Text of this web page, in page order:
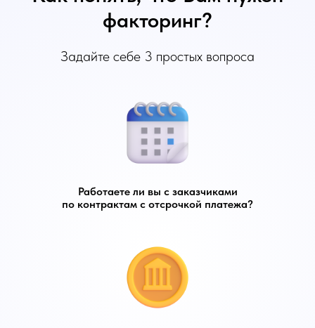
факторинг?
Задайте себе 3 простых вопроса
Работаете ли вы с заказчиками
по контрактам с отсрочкой платежа?